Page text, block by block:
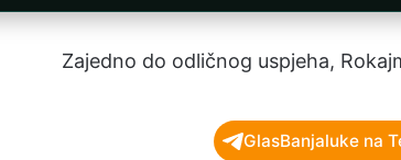
Zajedno do odličnog uspjeha,
GlasBanjaluke na